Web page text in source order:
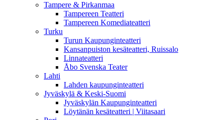
Tampere & Pirkanmaa
Tampereen Teatteri
Tampereen Komediateatteri
Turku
Turun Kaupunginteatteri
Kansanpuiston kesäteatteri, Ruissalo
Linnateatteri
Åbo Svenska Teater
Lahti
Lahden kaupunginteatteri
Jyväskylä & Keski-Suomi
Jyväskylän Kaupunginteatteri
Löytänän kesäteatteri | Viitasaari